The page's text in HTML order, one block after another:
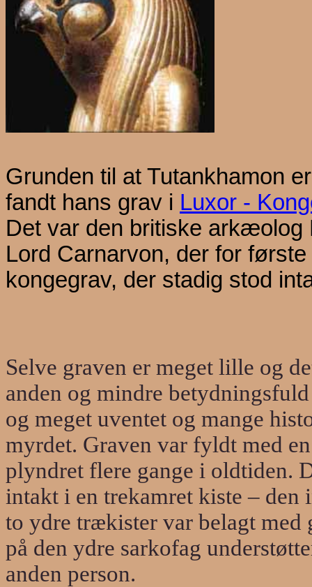
Grunden til at Tutankhamon
fandt hans grav i Luxor -
Det var den britiske arkæolog
Lord Carnarvon, der for
kongegrav, der stadig stod
Selve graven er meget lille og
anden og mindre
og meget uventet og mange
myrdet. Graven var fyldt med
plyndret flere gange i oldtiden.
intakt i en trekamret kiste – den
to ydre trækister var belagt
på den ydre sarkofag
anden person.